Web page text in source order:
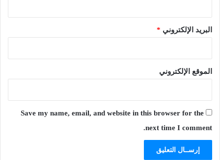
البريد الإلكتروني *
الموقع الإلكتروني
Save my name, email, and website in this browser for the
next time I comment.